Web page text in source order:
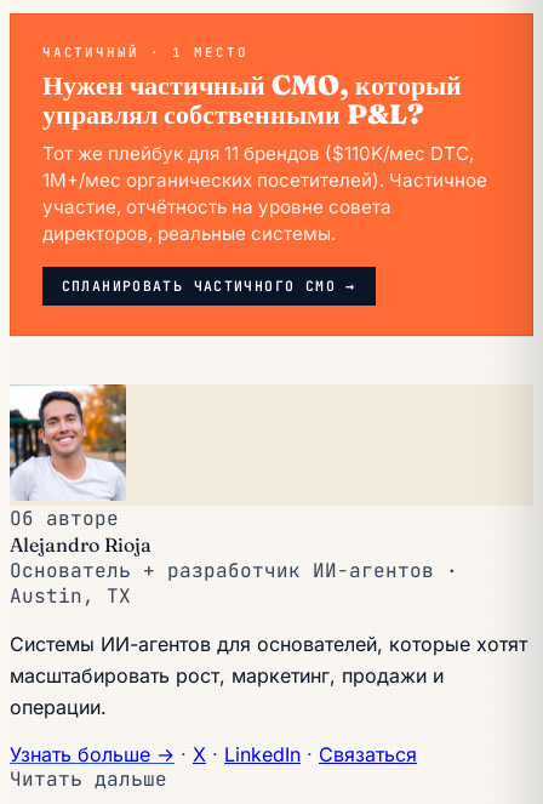
ЧАСТИЧНЫЙ · 1 МЕСТО
Нужен частичный CMO, который
управлял собственными P&L?
Тот же плейбук для 11 брендов ($110K/мес DTC,
1M+/мес органических посетителей). Частичное
участие, отчётность на уровне совета
директоров, реальные системы.
СПЛАНИРОВАТЬ ЧАСТИЧНОГО CMO →
Об авторе
Alejandro Rioja
Основатель + разработчик ИИ-агентов ·
Austin, TX
Системы ИИ-агентов для основателей, которые хотят
масштабировать рост, маркетинг, продажи и
операции.
Узнать больше → · X · LinkedIn · Связаться
Читать дальше